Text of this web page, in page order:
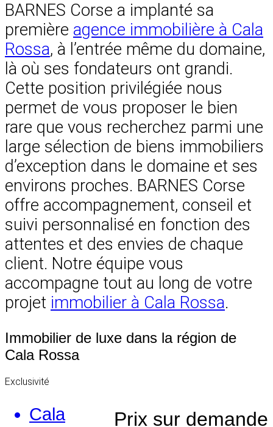
BARNES Corse a implanté sa
première agence immobilière à Cala
Rossa, à l’entrée même du domaine,
là où ses fondateurs ont grandi.
Cette position privilégiée nous
permet de vous proposer le bien
rare que vous recherchez parmi une
large sélection de biens immobiliers
d’exception dans le domaine et ses
environs proches. BARNES Corse
offre accompagnement, conseil et
suivi personnalisé en fonction des
attentes et des envies de chaque
client. Notre équipe vous
accompagne tout au long de votre
projet immobilier à Cala Rossa.
Immobilier de luxe dans la région de
Cala Rossa
Exclusivité
Prix sur demande
Cala